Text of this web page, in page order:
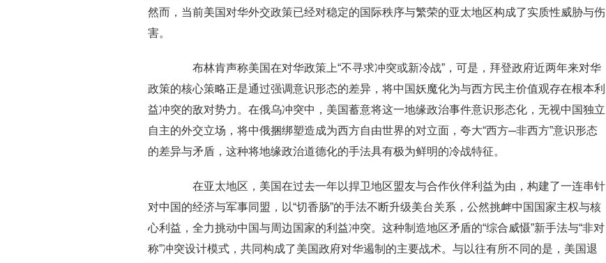
然而，当前美国对华外交政策已经对稳定的国际秩序与繁荣的亚太地区构成了实质性威胁与伤
害。
布林肯声称美国在对华政策上“不寻求冲突或新冷战”，可是，拜登政府近两年来对华
政策的核心策略正是通过强调意识形态的差异，将中国妖魔化为与西方民主价值观存在根本利
益冲突的敌对势力。在俄乌冲突中，美国蓄意将这一地缘政治事件意识形态化，无视中国独立
自主的外交立场，将中俄捆绑塑造成为西方自由世界的对立面，夸大“西方─非西方”意识形态
的差异与矛盾，这种将地缘政治道德化的手法具有极为鲜明的冷战特征。
在亚太地区，美国在过去一年以捍卫地区盟友与合作伙伴利益为由，构建了一连串针
对中国的经济与军事同盟，以“切香肠”的手法不断升级美台关系，公然挑衅中国国家主权与核
心利益，全力挑动中国与周边国家的利益冲突。这种制造地区矛盾的“综合威慑”新手法与“非对
称”冲突设计模式，共同构成了美国政府对华遏制的主要战术。与以往有所不同的是，美国退